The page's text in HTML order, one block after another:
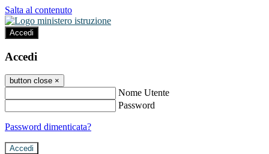
Salta al contenuto
Accedi
Accedi
button close ×
Nome Utente
Password
Password dimenticata?